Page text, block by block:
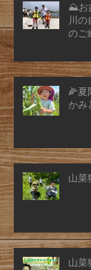
⛰️お
川
のご
🌽夏
かみ
山菜
山菜